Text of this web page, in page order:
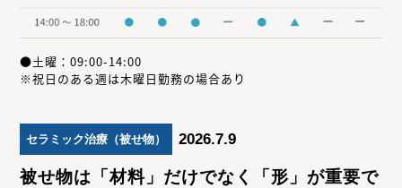
●土曜：09:00-14:00
※祝日のある週は木曜日勤務の場合あり
セラミック治療（被せ物） 2026.7.9
被せ物は「材料」だけでなく「形」が重要で